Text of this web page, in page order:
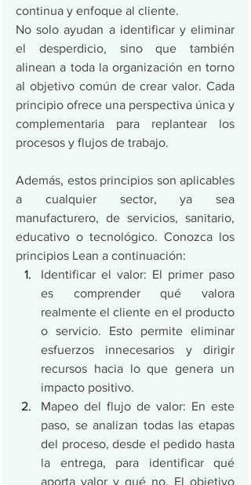
continua y enfoque al cliente.
No solo ayudan a identificar y eliminar
el desperdicio, sino que también
alinean a toda la organización en torno
al objetivo común de crear valor. Cada
principio ofrece una perspectiva única y
complementaria para replantear los
procesos y flujos de trabajo.
Además, estos principios son aplicables
a cualquier sector, ya sea
manufacturero, de servicios, sanitario,
educativo o tecnológico. Conozca los
principios Lean a continuación:
Identificar el valor: El primer paso
es comprender qué valora
realmente el cliente en el producto
o servicio. Esto permite eliminar
esfuerzos innecesarios y dirigir
recursos hacia lo que genera un
impacto positivo.
Mapeo del flujo de valor: En este
paso, se analizan todas las etapas
del proceso, desde el pedido hasta
la entrega, para identificar qué
aporta valor y qué no. El objetivo